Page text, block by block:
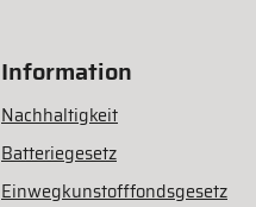
Information
Nachhaltigkeit
Batteriegesetz
Einwegkunstofffondsgesetz